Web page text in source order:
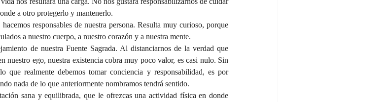
a otro protegerlo y mantenerlo.
responsables de nuestra persona. Resulta muy curioso, porque
a nuestro cuerpo, a nuestro corazón y a nuestra mente.
de nuestra Fuente Sagrada. Al distanciarnos de la verdad que
nuestro ego, nuestra existencia cobra muy poco valor, es casi nulo. Sin
que realmente debemos tomar conciencia y responsabilidad, es por
nada de lo que anteriormente nombramos tendrá sentido.
sana y equilibrada, que le ofrezcas una actividad física en donde